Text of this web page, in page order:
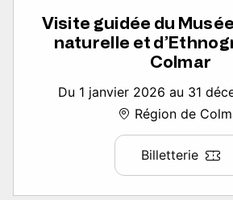
Visite guidée du
naturelle et
Colmar
Du 1 janvier 2026 au 31
Région de
Billetterie